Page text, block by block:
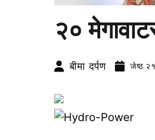
२०
बीमा दर्पण जेष्ठ